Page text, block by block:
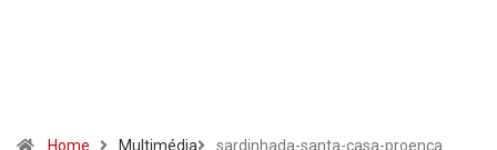
Home Multimédia sardinhada-santa-casa-proenca